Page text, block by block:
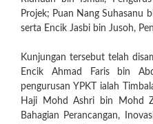
Projek; Puan Nang Suhasanu
serta Encik Jasbi bin Jusoh,
Kunjungan tersebut telah
Encik Ahmad Faris bin
pengurusan YPKT ialah
Haji Mohd Ashri bin Mohd
Bahagian Perancangan,